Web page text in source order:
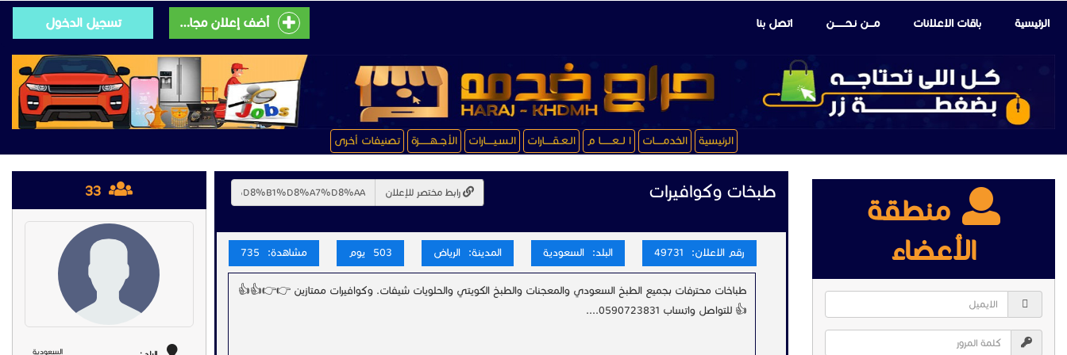
الرئيسية باقات الإعلانات مـــن نـحـــــــن اتصل بنا أضف إعلان مجانى تسجيل الدخول
الرئيسية الخدمـــــات ا لــعـــــــا م الـعـقـــــارات الـسـيـــــارات الأجــهـــــــزة تصنيفات أخرى
منطقة
الأعضاء
طبخات وكوافيرات رابط مختصر للإعلان
رقم الاعلان: 49731 البلد: السعودية المدينة: الرياض 503 يوم مشاهدة: 735
طباخات محترفات بجميع الطبخ السعودي والمعجنات والطبخ الكويتي والحلويات شيفات. وكوافيرات ممتازين 👉👉👍👍
👍 للتواصل واتساب 0590723831....
السعودية